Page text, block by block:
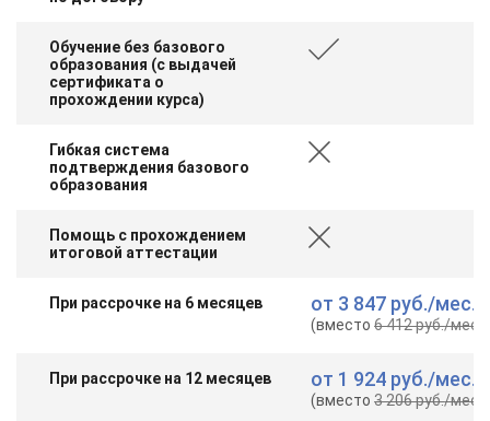
Обучение без базового
образования (с выдачей
сертификата о
прохождении курса)
Гибкая система
подтверждения базового
образования
Помощь с прохождением
итоговой аттестации
При рассрочке на 6 месяцев от 3 847 руб./мес.
(вместо6 412 руб./мес.
При рассрочке на 12 месяцев от 1 924 руб./мес.
(вместо3 206 руб./мес.